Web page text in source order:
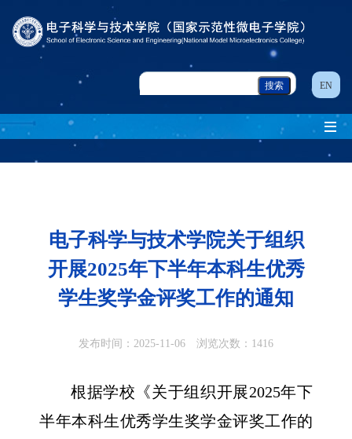
EN
电子科学与技术学院关于组织
开展2025年下半年本科生优秀
学生奖学金评奖工作的通知
发布时间：2025-11-06 浏览次数： 1416
根据学校《关于组织开展2025年下
半年本科生优秀学生奖学金评奖工作的